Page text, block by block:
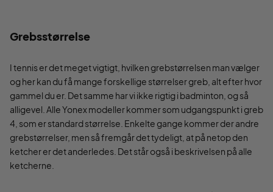
Grebsstørrelse
I tennis er det meget vigtigt, hvilken grebstørrelsen man vælger
og her kan du få mange forskellige størrelser greb, alt efter hvor
gammel du er. Det samme har vi ikke rigtig i badminton, og så
alligevel. Alle Yonex modeller kommer som udgangspunkt i greb
4, som er standard størrelse. Enkelte gange kommer der andre
grebstørrelser, men så fremgår det tydeligt, at på netop den
ketcher er det anderledes. Det står også i beskrivelsen på alle
ketcherne.